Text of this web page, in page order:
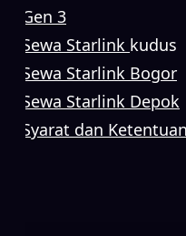
Gen 3
Sewa Starlink kudus
Sewa Starlink Bogor
Sewa Starlink Depok
Syarat dan